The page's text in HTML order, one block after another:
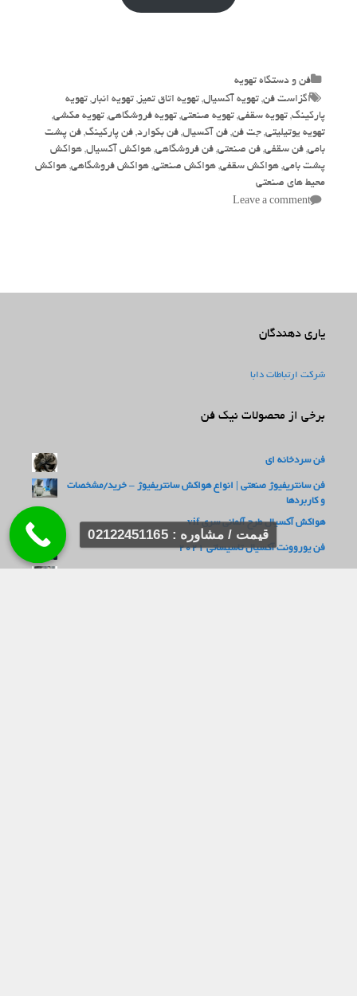
Categories
فن و دستگاه تهویه
Tags
اگزاست فن, تهویه آکسیال, تهویه اتاق تمیز, تهویه انبار, تهویه
پارکینگ, تهویه سقفی, تهویه صنعتی, تهویه فروشگاهی, تهویه مکشی,
تهویه یوتیلیتی, جت فن, فن آکسیال, فن بکوارد, فن پارکینگ, فن پشت
بامی, فن سقفی, فن صنعتی, فن فروشگاهی, هواکش آکسیال, هواکش
پشت بامی, هواکش سقفی, هواکش صنعتی, هواکش فروشگاهی, هواکش
محیط های صنعتی
Leave a comment
یاری دهندگان
شرکت ارتباطات دابا
برخی از محصولات نیک فن
فن سردخانه ای
فن سانتریفیوژ صنعتی | انواع هواکش سانتریفیوژ – خرید/مشخصات
و کاربردها
هواکش آکسیال طرح آلمانی سری vif
فن یوروونت آکسیال تاسیساتی 2021
قیمت / مشاوره : 02122451165